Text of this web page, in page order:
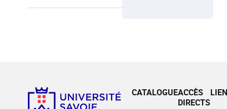
CATALOGUEACCÈS
DIRECTS